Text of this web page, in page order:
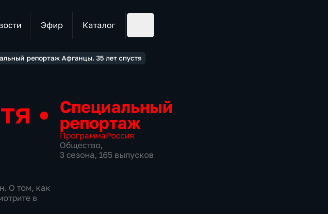
Эфир Каталог
репортаж Афганцы. 35 лет спустя
•
О том, как
в
Специальный
репортаж
ПрограммаРоссия
Общество,
3 сезона, 165 выпусков